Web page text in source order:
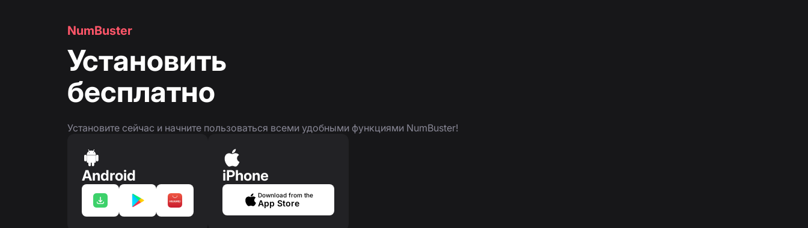
NumBuster
Установить
бесплатно
Установите сейчас и начните пользоваться всеми удобными функциями NumBuster!
Android iPhone
Download from the
App Store